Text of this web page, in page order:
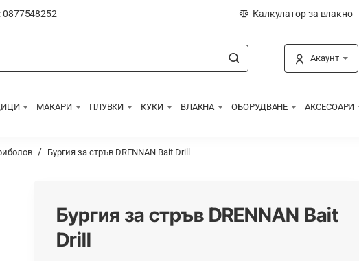
Калкулатор за влакно
Акаунт
МАКАРИ ПЛУВКИ КУКИ ВЛАКНА ОБОРУДВАНЕ АКСЕСОАРИ
Бургия за стръв DRENNAN Bait Drill
Бургия за стръв DRENNAN Bait
Drill